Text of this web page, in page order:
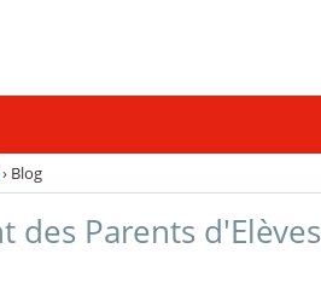
› Blog
des Parents d'Elèves